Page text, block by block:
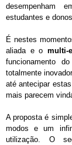
desempenham
estudantes e
É nestes
aliada e omulti-
funcionamento
totalmente
até antecipar
mais parecem
A proposta é
modos e um
utilização. O